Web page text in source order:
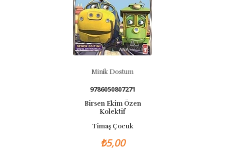
Minik Dostum
9786050807271
Birsen Ekim Özen
Kolektif
Timaş Çocuk
₺5,00